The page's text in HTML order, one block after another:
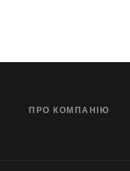
ПРО КОМПАНІЮ